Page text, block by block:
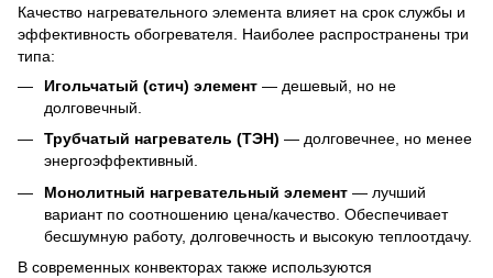
Качество нагревательного элемента влияет на срок службы и
эффективность обогревателя. Наиболее распространены три
типа:
Игольчатый (стич) элемент — дешевый, но не
долговечный.
Трубчатый нагреватель (ТЭН) — долговечнее, но менее
энергоэффективный.
Монолитный нагревательный элемент — лучший
вариант по соотношению цена/качество. Обеспечивает
бесшумную работу, долговечность и высокую теплоотдачу.
В современных конвекторах также используются